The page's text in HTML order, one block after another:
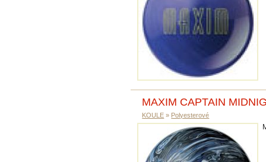
MAXIM CAPTAIN
KOULE » Polyesterové